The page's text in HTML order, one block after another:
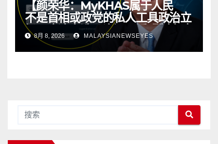
【颜荣华：MyKHAS属于人民
不是首相或政党的私人工具政治立
场不应决定选区资源 透明制度才
有健康政治】
8月 8, 2026 MALAYSIANEWSEYES